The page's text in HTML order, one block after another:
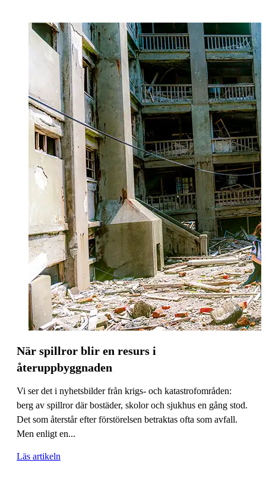
När spillror blir en resurs i
återuppbyggnaden
Vi ser det i nyhetsbilder från krigs- och katastrofområden:
berg av spillror där bostäder, skolor och sjukhus en gång stod.
Det som återstår efter förstörelsen betraktas ofta som avfall.
Men enligt en...
Läs artikeln